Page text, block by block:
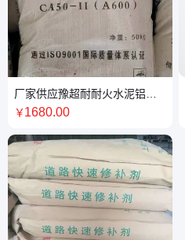
厂家供应豫超耐耐火水泥铝酸
盐水泥CA50-A600耐火水泥袋
￥1680.00